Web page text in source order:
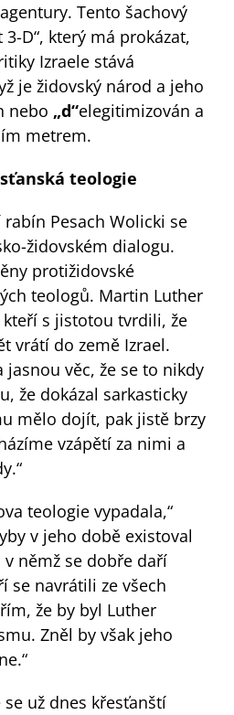
Tento šachový
D“, který má prokázat,
Izraele stává
je židovský národ a jeho
nebo „d“elegitimizován a
metrem.
teologie
Pesach Wolicki se
židovském dialogu.
protižidovské
teologů. Martin Luther
s jistotou tvrdili, že
vrátí do země Izrael.
jasnou věc, že se to nikdy
že dokázal sarkasticky
mělo dojít, pak jistě brzy
vzápětí za nimi a
teologie vypadala,“
v jeho době existoval
němž se dobře daří
se navrátili ze všech
že by byl Luther
Zněl by však jeho
už dnes křesťanští